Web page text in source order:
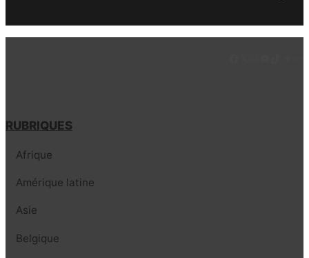
RUBRIQUES
Afrique
Amérique latine
Asie
Belgique